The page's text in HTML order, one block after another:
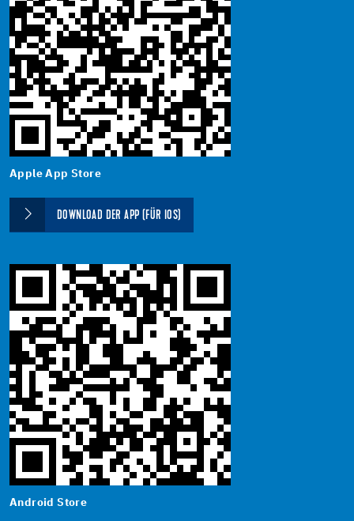
Apple App Store
DOWNLOAD DER APP (FÜR IOS)
Android Store